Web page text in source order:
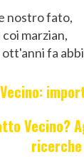
nostro fato,
marzian,
ott'anni fa
Vecino?
ricerche